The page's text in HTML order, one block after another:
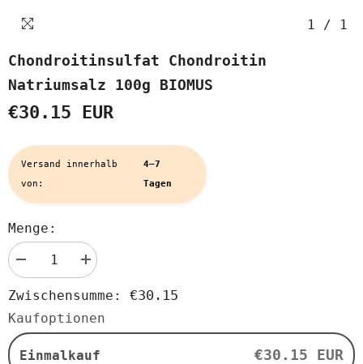
1 / 1
Chondroitinsulfat Chondroitin
Natriumsalz 100g BIOMUS
€30.15 EUR
Versand innerhalb
von:
4–7
Tagen
Menge:
verringern
für
Chondroitinsulfat
Chondroitin
Natriumsalz
100g
BIOMUS
Menge
erhöhen
Chondroitinsulfat
Chondroitin
Natriumsalz
100g
BIOMUS
Zwischensumme: €30.15
Kaufoptionen
Einmalkauf €30.15 EUR